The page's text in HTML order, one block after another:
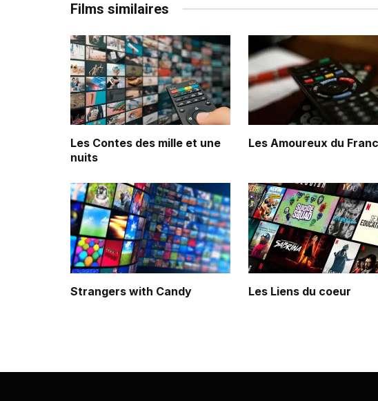
Films similaires
Les Contes des mille et une
nuits
Les Amoureux du
Strangers with Candy Les Liens du coeur